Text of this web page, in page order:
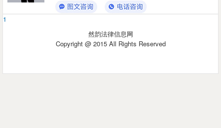
1
然韵法律信息网
Copyright @ 2015 All Rights Reserved